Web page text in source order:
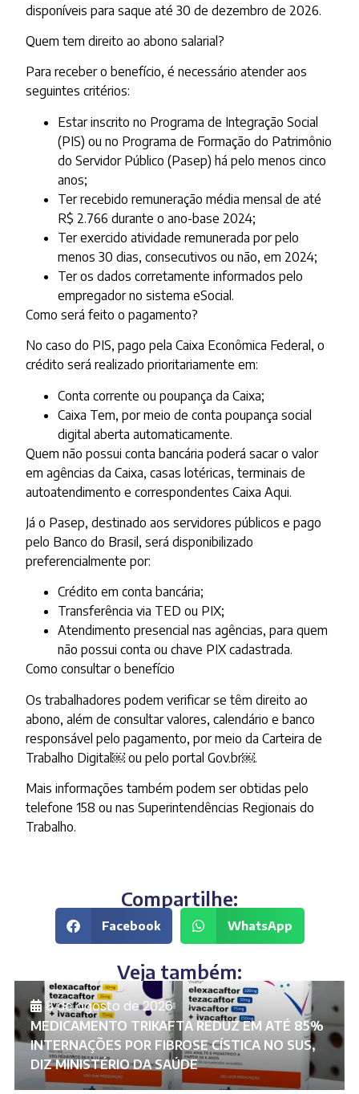
disponíveis para saque até 30 de dezembro de 2026.
Quem tem direito ao abono salarial?
Para receber o benefício, é necessário atender aos
seguintes critérios:
Estar inscrito no Programa de Integração Social
(PIS) ou no Programa de Formação do Patrimônio
do Servidor Público (Pasep) há pelo menos cinco
anos;
Ter recebido remuneração média mensal de até
R$ 2.766 durante o ano-base 2024;
Ter exercido atividade remunerada por pelo
menos 30 dias, consecutivos ou não, em 2024;
Ter os dados corretamente informados pelo
empregador no sistema eSocial.
Como será feito o pagamento?
No caso do PIS, pago pela Caixa Econômica Federal, o
crédito será realizado prioritariamente em:
Conta corrente ou poupança da Caixa;
Caixa Tem, por meio de conta poupança social
digital aberta automaticamente.
Quem não possui conta bancária poderá sacar o valor
em agências da Caixa, casas lotéricas, terminais de
autoatendimento e correspondentes Caixa Aqui.
Já o Pasep, destinado aos servidores públicos e pago
pelo Banco do Brasil, será disponibilizado
preferencialmente por:
Crédito em conta bancária;
Transferência via TED ou PIX;
Atendimento presencial nas agências, para quem
não possui conta ou chave PIX cadastrada.
Como consultar o benefício
Os trabalhadores podem verificar se têm direito ao
abono, além de consultar valores, calendário e banco
responsável pelo pagamento, por meio da Carteira de
Trabalho Digital￼ ou pelo portal Gov.br￼.
Mais informações também podem ser obtidas pelo
telefone 158 ou nas Superintendências Regionais do
Trabalho.
Compartilhe:
Facebook WhatsApp
Veja também:
8 de agosto de 2026
MEDICAMENTO TRIKAFTA REDUZ EM ATÉ 85%
INTERNAÇÕES POR FIBROSE CÍSTICA NO SUS,
DIZ MINISTÉRIO DA SAÚDE